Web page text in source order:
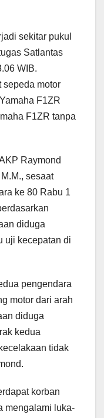
sekitar pukul
Satlantas
WIB.
sepeda motor
F1ZR
F1ZR tanpa
Raymond
sesaat
ke 80 Rabu 1
diduga
uji kecepatan di
pengendara
motor dari arah
diduga
kedua
tidak
korban
mengalami luka-